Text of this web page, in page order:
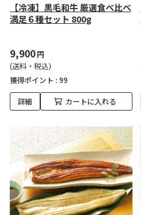
【冷凍】黒毛和牛 厳選食べ比べ
満足６種セット 800g
9,900円
(送料・税込)
獲得ポイント : 99
詳細 カートに入れる